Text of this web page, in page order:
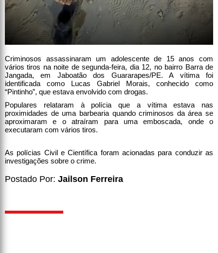
Criminosos assassinaram um adolescente de 15 anos com
vários tiros na noite de segunda-feira, dia 12, no bairro Barra de
Jangada, em Jaboatão dos Guararapes/PE. A vítima foi
identificada como Lucas Gabriel Morais, conhecido como
“Pintinho”, que estava envolvido com drogas.
Populares relataram à polícia que a vítima estava nas
proximidades de uma barbearia quando criminosos da área se
aproximaram e o atraíram para uma emboscada, onde o
executaram com vários tiros.
As polícias Civil e Científica foram acionadas para conduzir as
investigações sobre o crime.
Postado Por: Jailson Ferreira